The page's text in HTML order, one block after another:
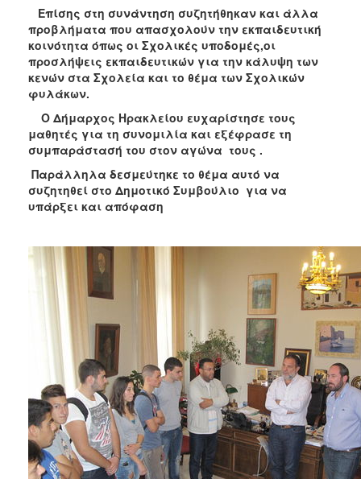
ΑΝΘΕΚΤΙΚΗ
ΠΟΛΗ
Επίσης στη συνάντηση συζητήθηκαν και άλλα
προβλήματα που απασχολούν την εκπαιδευτική
κοινότητα όπως οι Σχολικές υποδομές,οι
προσλήψεις εκπαιδευτικών για την κάλυψη των
κενών στα Σχολεία και το θέμα των Σχολικών
φυλάκων.
Ο Δήμαρχος Ηρακλείου ευχαρίστησε τους
μαθητές για τη συνομιλία και εξέφρασε τη
συμπαράστασή του στον αγώνα τους .
Παράλληλα δεσμεύτηκε το θέμα αυτό να
συζητηθεί στο Δημοτικό Συμβούλιο για να
υπάρξει και απόφαση